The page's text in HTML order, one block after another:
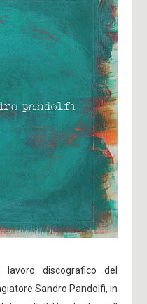
discografico del
Sandro Pandolfi, in